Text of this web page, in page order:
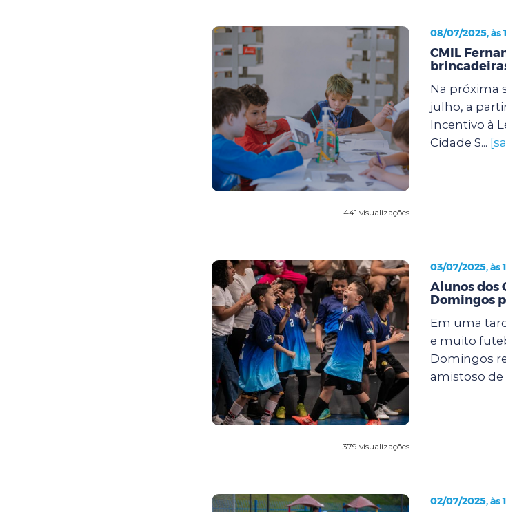
441 visualizações
08/07/2025, às
CMIL
Na próxima
julho, a
Incentivo à
Cidade S...
379 visualizações
03/07/2025, às
Alunos dos
Domingos
Em uma
e muito
Domingos
amistoso de
02/07/2025, às